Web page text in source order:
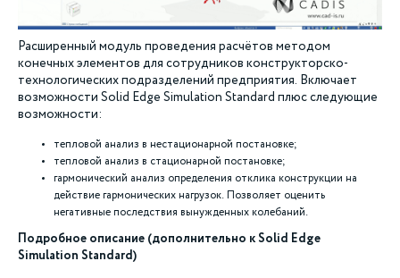
Расширенный модуль проведения расчётов методом
конечных элементов для сотрудников конструкторско-
технологических подразделений предприятия. Включает
возможности Solid Edge Simulation Standard плюс следующие
возможности:
тепловой анализ в нестационарной постановке;
тепловой анализ в стационарной постановке;
гармонический анализ определения отклика конструкции на
действие гармонических нагрузок. Позволяет оценить
негативные последствия вынужденных колебаний.
Подробное описание (дополнительно к Solid Edge
Simulation Standard)